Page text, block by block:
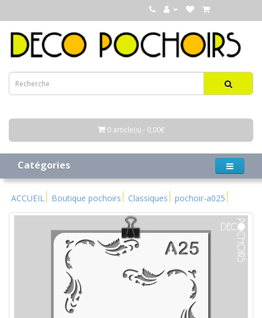
0 article(s) - 0,00€
Catégories
ACCUEIL Boutique pochoirs Classiques pochoir-a025